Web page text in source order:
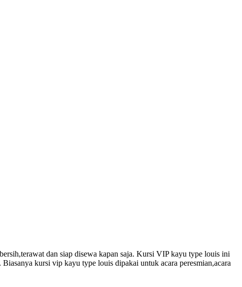
dan siap disewa kapan saja. Kursi VIP kayu type louis ini
kursi vip kayu type louis dipakai untuk acara peresmian,acara